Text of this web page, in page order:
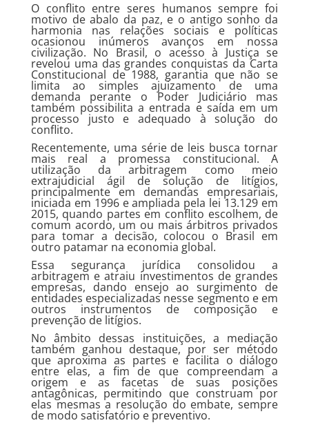
O conflito entre seres humanos sempre foi
motivo de abalo da paz, e o antigo sonho da
harmonia nas relações sociais e políticas
ocasionou inúmeros avanços em nossa
civilização. No Brasil, o acesso à Justiça se
revelou uma das grandes conquistas da Carta
Constitucional de 1988, garantia que não se
limita ao simples ajuizamento de uma
demanda perante o Poder Judiciário mas
também possibilita a entrada e saída em um
processo justo e adequado à solução do
conflito.
Recentemente, uma série de leis busca tornar
mais real a promessa constitucional. A
utilização da arbitragem como meio
extrajudicial ágil de solução de litígios,
principalmente em demandas empresariais,
iniciada em 1996 e ampliada pela lei 13.129 em
2015, quando partes em conflito escolhem, de
comum acordo, um ou mais árbitros privados
para tomar a decisão, colocou o Brasil em
outro patamar na economia global.
Essa segurança jurídica consolidou a
arbitragem e atraiu investimentos de grandes
empresas, dando ensejo ao surgimento de
entidades especializadas nesse segmento e em
outros instrumentos de composição e
prevenção de litígios.
No âmbito dessas instituições, a mediação
também ganhou destaque, por ser método
que aproxima as partes e facilita o diálogo
entre elas, a fim de que compreendam a
origem e as facetas de suas posições
antagônicas, permitindo que construam por
elas mesmas a resolução do embate, sempre
de modo satisfatório e preventivo.